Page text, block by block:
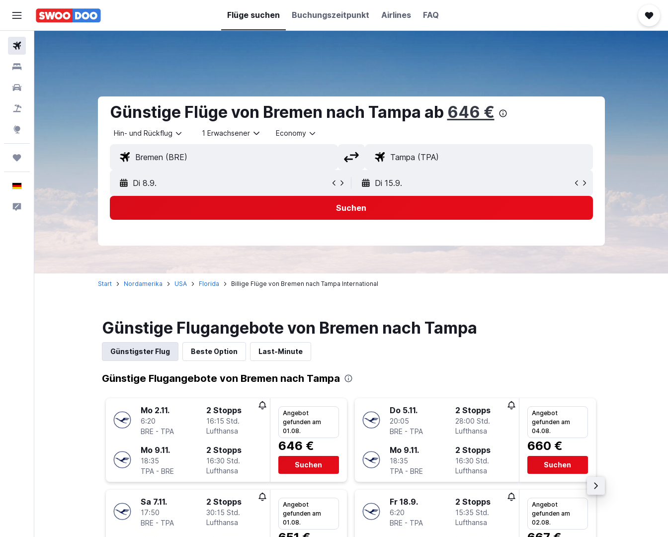
Flüge suchen Buchungszeitpunkt Airlines FAQ
Günstige Flüge von Bremen nach Tampa ab 646 €
Hin- und Rückflug 1 Erwachsener Economy
Di 8.9. Di 15.9.
Suchen
Start Nordamerika USA Florida Billige Flüge von Bremen nach Tampa International
Günstige Flugangebote von Bremen nach Tampa
Günstigster Flug Beste Option Last-Minute
Günstige Flugangebote von Bremen nach Tampa
Mo 2.11.
6:20
BRE - TPA
2 Stopps
16:15 Std.
Lufthansa
Mo 9.11.
18:35
TPA - BRE
2 Stopps
16:30 Std.
Lufthansa
Angebot
gefunden am
01.08.
646 €
Suchen
Sa 7.11.
17:50
BRE - TPA
2 Stopps
30:15 Std.
Lufthansa
Angebot
gefunden am
01.08.
Do 5.11.
20:05
BRE - TPA
2 Stopps
28:00 Std.
Lufthansa
Mo 9.11.
18:35
TPA - BRE
2 Stopps
16:30 Std.
Lufthansa
Angebot
gefunden am
04.08.
660 €
Suchen
Fr 18.9.
6:20
BRE - TPA
2 Stopps
15:35 Std.
Lufthansa
Angebot
gefunden am
02.08.